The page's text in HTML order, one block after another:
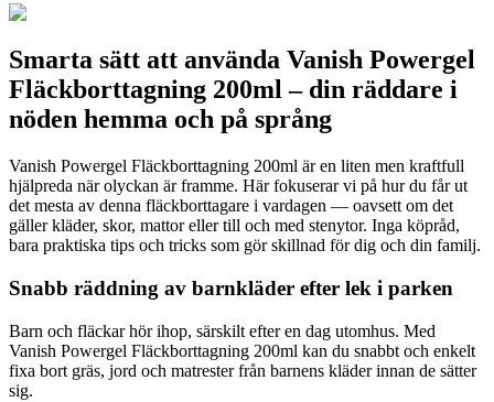
Smarta sätt att använda Vanish Powergel
Fläckborttagning 200ml – din räddare i
nöden hemma och på språng
Vanish Powergel Fläckborttagning 200ml är en liten men kraftfull
hjälpreda när olyckan är framme. Här fokuserar vi på hur du får ut
det mesta av denna fläckborttagare i vardagen — oavsett om det
gäller kläder, skor, mattor eller till och med stenytor. Inga köpråd,
bara praktiska tips och tricks som gör skillnad för dig och din familj.
Snabb räddning av barnkläder efter lek i parken
Barn och fläckar hör ihop, särskilt efter en dag utomhus. Med
Vanish Powergel Fläckborttagning 200ml kan du snabbt och enkelt
fixa bort gräs, jord och matrester från barnens kläder innan de sätter
sig.